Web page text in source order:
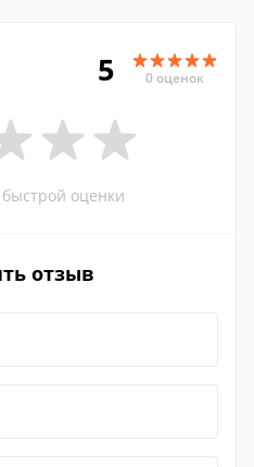
5 0 оценок
оценки
отзыв